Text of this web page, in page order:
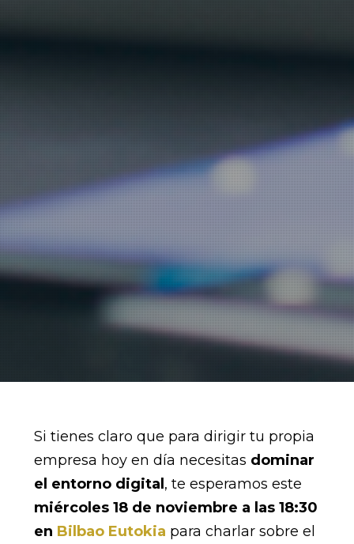
Si tienes claro que para dirigir tu propia
empresa hoy en día necesitas dominar
el entorno digital , te esperamos este
miércoles 18 de noviembre a las 18:30
en Bilbao Eutokia para charlar sobre el